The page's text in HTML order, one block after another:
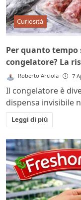
Curiosità
Per quanto tempo
congelatore? La
Roberto Arciola 7
Il congelatore è
dispensa invisibile
Leggi di più